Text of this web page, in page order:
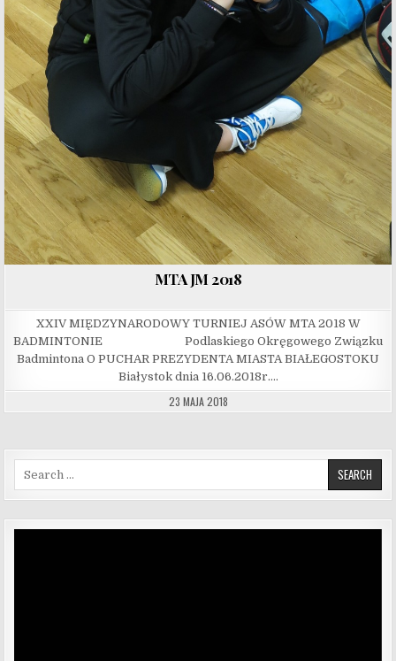
MTA JM 2018
XXIV MIĘDZYNARODOWY TURNIEJ ASÓW MTA 2018 W
BADMINTONIE Podlaskiego Okręgowego Związku
Badmintona O PUCHAR PREZYDENTA MIASTA BIAŁEGOSTOKU
Białystok dnia 16.06.2018r….
23 MAJA 2018